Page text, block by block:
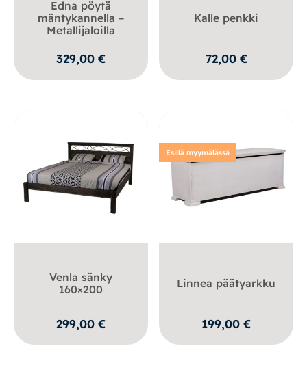
Edna pöytä
mäntykannella –
Metallijaloilla
329,00 €
Kalle penkki
72,00 €
Venla sänky
160×200
299,00 €
Esillä myymälässä
Linnea päätyarkku
199,00€